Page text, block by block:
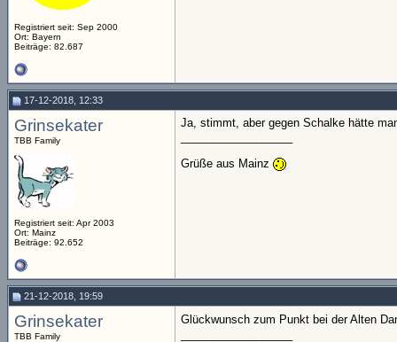
Registriert seit: Sep 2000
Ort: Bayern
Beiträge: 82.687
17-12-2018, 12:33
Grinsekater
TBB Family
Registriert seit: Apr 2003
Ort: Mainz
Beiträge: 92.652
Ja, stimmt, aber gegen Schalke hätte
Grüße aus Mainz
21-12-2018, 19:59
Grinsekater
TBB Family
Glückwunsch zum Punkt bei der Alten